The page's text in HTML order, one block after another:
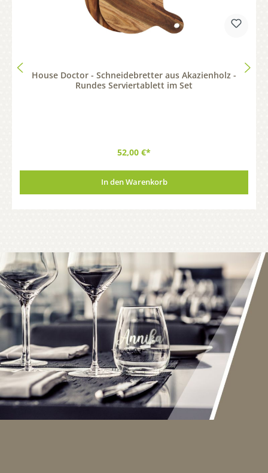
House Doctor - Schneidebretter aus Akazienholz -
Rundes Serviertablett im Set
52,00 €*
In den Warenkorb